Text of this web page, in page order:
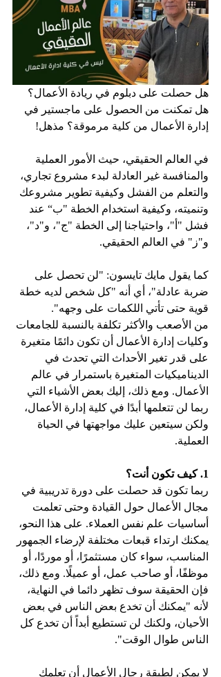
هل حصلت على دبلوم في ريادة الأعمال؟
هل تمكنت من الحصول على ماجستير في
إدارة الأعمال من كلية مرموقة؟ مذهل!
في العالم الحقيقي، حيث الأمور العملية
والمنافسة غير العادلة لبدء مشروع تجاري،
والتعلم من الفشل وكيفية تطوير مشروعك
وتنميته، وكيفية استخدام الخطة "ب“ عند
فشل "أ"، واحتياجنا إلى الخطة "ج"، و"د"،
و"ز" في العالم الحقيقي.
كما يقول مايك تايسون: "لن تحصل على
ضربة عادلة"، أي أنه "كل شخص لديه خطة
قوية حتى تأتي اللكمات على وجهه".
من الأصعب والأكثر تكلفة بالنسبة للجامعات
وكليات إدارة الأعمال أن تكون دائمًا متغيرة
على قدر تغير الأحداث التي تحدث في
الديناميكيات المتغيرة باستمرار في عالم
الأعمال. ومع ذلك، إليك بعض الأشياء التي
ربما لن تتعلمها أبدًا في كلية إدارة الأعمال،
ولكن سيتعين عليك مواجهتها في الحياة
العملية.
1. كيف تكون أنت؟
ربما تكون قد حصلت على دورة تدريبية في
مجال الأعمال حول القيادة وحتى تعلمت
أساسيات علم نفس العملاء. على هذا النحو،
يمكنك ارتداء قبعات مختلفة لإرضاء الجمهور
المناسب، سواء كان مستثمرًا، أو موردًا، أو
موظفًا، أو صاحب عمل، أو عميلًا. ومع ذلك،
فإن الحقيقة سوف تظهر دائما في النهاية،
لأنه "يمكنك أن تخدع بعض الناس في بعض
الأحيان، ولكنك لن تستطيع أبداً أن تخدع كل
الناس طوال الوقت".
لا يمكن لطبقة رجال الأعمال أن تعلمك